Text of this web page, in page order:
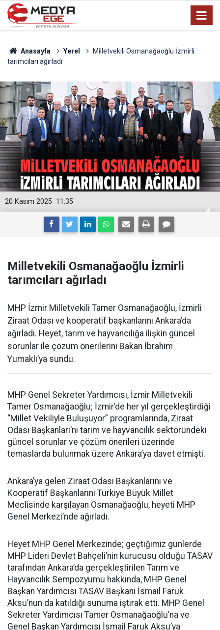
Anasayfa Yerel
Milletvekili Osmanağaoğlu İzmirli
tarımcıları ağırladı
11:35
20 Kasım 2025
Milletvekili Osmanağaoğlu İzmirli
tarımcıları ağırladı
MHP İzmir Milletvekili Tamer Osmanağaoğlu, İzmirli
Ziraat Odası ve kooperatif başkanlarını Ankara’da
ağırladı. Heyet, tarım ve hayvancılığa ilişkin güncel
sorunlar ile çözüm önerilerini Bakan İbrahim
Yumaklı’ya sundu.
MHP Genel Sekreter Yardımcısı, İzmir Milletvekili
Tamer Osmanağaoğlu; İzmir’de her yıl gerçekleştirdiği
“Millet Vekiliyle Buluşuyor” programlarında, Ziraat
Odası Başkanları’nı tarım ve hayvancılık sektöründeki
güncel sorunlar ve çözüm önerileri üzerinde
temaslarda bulunmak üzere Ankara’ya davet etmişti.
Ankara’ya gelen Ziraat Odası Başkanlarını ve
Kooperatif Başkanlarını Türkiye Büyük Millet
Meclisinde karşılayan Osmanağaoğlu, heyeti MHP
Genel Merkezi’nde ağırladı.
Heyet MHP Genel Merkezinde; geçtiğimiz günlerde
MHP Lideri Devlet Bahçeli’nin kurucusu olduğu TASAV
tarafından Ankara’da gerçekleştirilen Tarım ve
Hayvancılık Sempozyumu hakkında, MHP Genel
Başkan Yardımcısı TASAV Başkanı İsmail Faruk
Aksu’nun da katıldığı sunuma iştirak etti. MHP Genel
Sekreter Yardımcısı Tamer Osmanağaoğlu’na ve
Genel Başkan Yardımcısı İsmail Faruk Aksu’ya